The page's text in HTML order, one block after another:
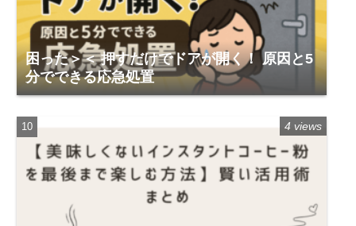
困った＞＜ 押すだけでドアが開く！ 原因と5
分でできる応急処置
4 views